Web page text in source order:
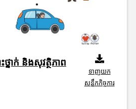
នាក់ និងសុវត្ថិភាព
ទាញយក
សន្លឹកកិច្ចការ